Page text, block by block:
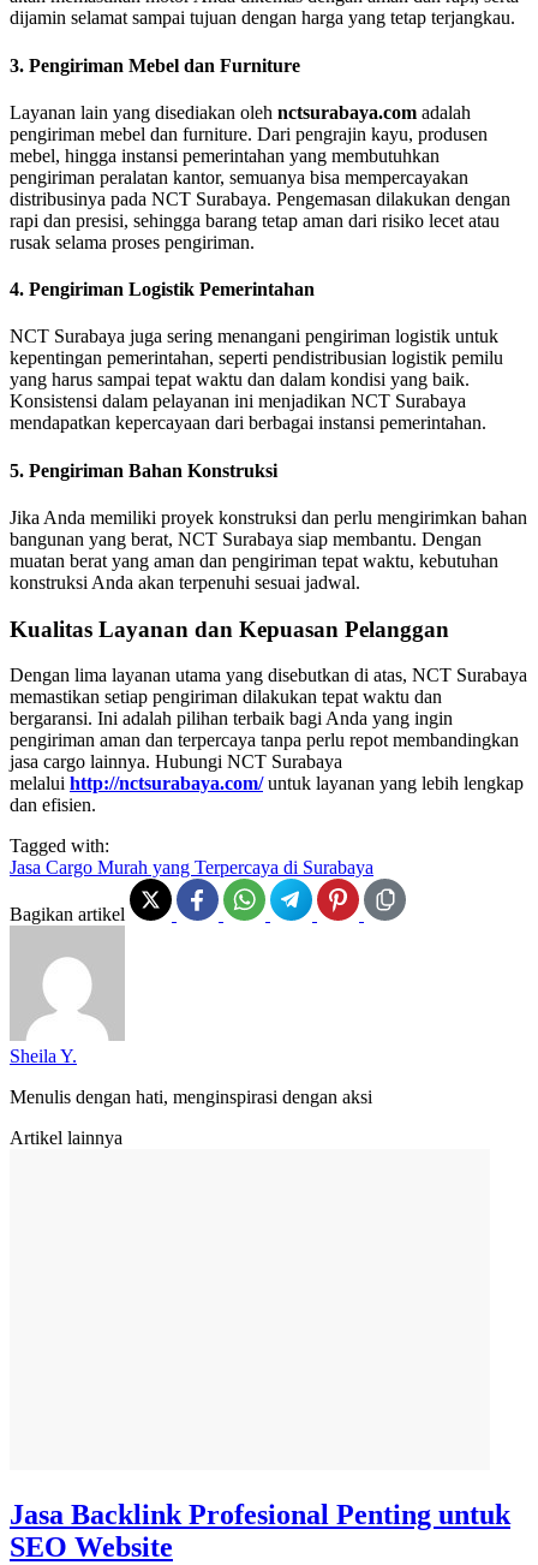
dijamin selamat sampai tujuan dengan harga yang tetap terjangkau.
3. Pengiriman Mebel dan Furniture
Layanan lain yang disediakan oleh nctsurabaya.com adalah
pengiriman mebel dan furniture. Dari pengrajin kayu, produsen
mebel, hingga instansi pemerintahan yang membutuhkan
pengiriman peralatan kantor, semuanya bisa mempercayakan
distribusinya pada NCT Surabaya. Pengemasan dilakukan dengan
rapi dan presisi, sehingga barang tetap aman dari risiko lecet atau
rusak selama proses pengiriman.
4. Pengiriman Logistik Pemerintahan
NCT Surabaya juga sering menangani pengiriman logistik untuk
kepentingan pemerintahan, seperti pendistribusian logistik pemilu
yang harus sampai tepat waktu dan dalam kondisi yang baik.
Konsistensi dalam pelayanan ini menjadikan NCT Surabaya
mendapatkan kepercayaan dari berbagai instansi pemerintahan.
5. Pengiriman Bahan Konstruksi
Jika Anda memiliki proyek konstruksi dan perlu mengirimkan bahan
bangunan yang berat, NCT Surabaya siap membantu. Dengan
muatan berat yang aman dan pengiriman tepat waktu, kebutuhan
konstruksi Anda akan terpenuhi sesuai jadwal.
Kualitas Layanan dan Kepuasan Pelanggan
Dengan lima layanan utama yang disebutkan di atas, NCT Surabaya
memastikan setiap pengiriman dilakukan tepat waktu dan
bergaransi. Ini adalah pilihan terbaik bagi Anda yang ingin
pengiriman aman dan terpercaya tanpa perlu repot membandingkan
jasa cargo lainnya. Hubungi NCT Surabaya
melalui http://nctsurabaya.com/untuk layanan yang lebih lengkap
dan efisien.
Tagged with:
Jasa Cargo Murah yang Terpercaya di Surabaya
Bagikan artikel
Sheila Y.
Menulis dengan hati, menginspirasi dengan aksi
Artikel lainnya
Jasa Backlink Profesional Penting untuk
SEO Website